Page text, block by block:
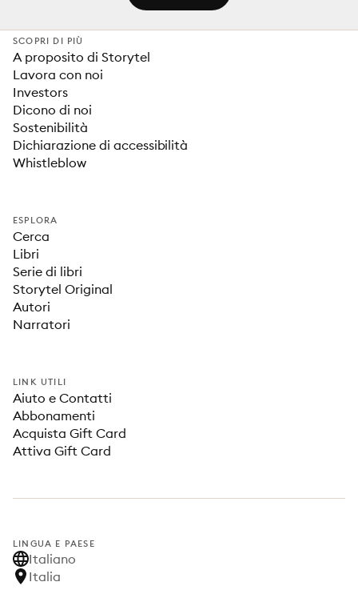
SCOPRI DI PIÙ
A proposito di Storytel
Lavora con noi
Investors
Dicono di noi
Sostenibilità
Dichiarazione di accessibilità
Whistleblow
ESPLORA
Cerca
Libri
Serie di libri
Storytel Original
Autori
Narratori
LINK UTILI
Aiuto e Contatti
Abbonamenti
Acquista Gift Card
Attiva Gift Card
LINGUA E PAESE
Italiano
Italia